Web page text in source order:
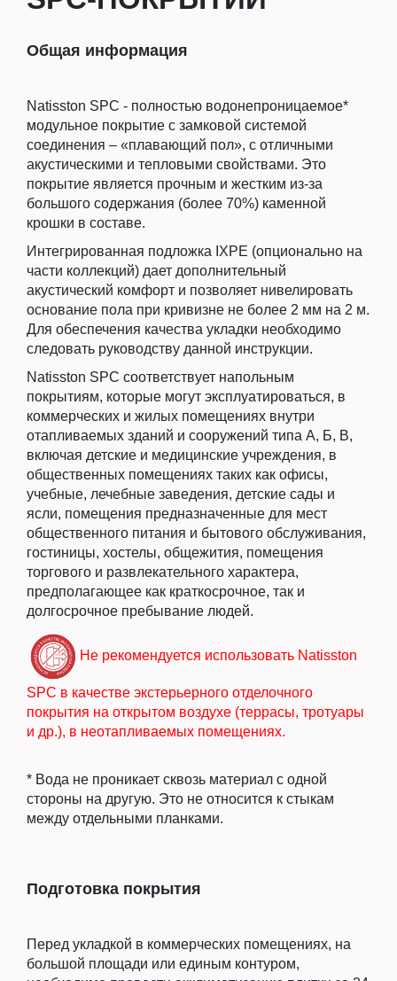
Общая информация
Natisston SPC - полностью водонепроницаемое*
модульное покрытие с замковой системой
соединения – «плавающий пол», с отличными
акустическими и тепловыми свойствами. Это
покрытие является прочным и жестким из-за
большого содержания (более 70%) каменной
крошки в составе.
Интегрированная подложка IXPE (опционально на
части коллекций) дает дополнительный
акустический комфорт и позволяет нивелировать
основание пола при кривизне не более 2 мм на 2 м.
Для обеспечения качества укладки необходимо
следовать руководству данной инструкции.
Natisston SPC соответствует напольным
покрытиям, которые могут эксплуатироваться, в
коммерческих и жилых помещениях внутри
отапливаемых зданий и сооружений типа А, Б, В,
включая детские и медицинские учреждения, в
общественных помещениях таких как офисы,
учебные, лечебные заведения, детские сады и
ясли, помещения предназначенные для мест
общественного питания и бытового обслуживания,
гостиницы, хостелы, общежития, помещения
торгового и развлекательного характера,
предполагающее как краткосрочное, так и
долгосрочное пребывание людей.
Не рекомендуется использовать Natisston
SPC в качестве экстерьерного отделочного
покрытия на открытом воздухе (террасы, тротуары
и др.), в неотапливаемых помещениях.
* Вода не проникает сквозь материал с одной
стороны на другую. Это не относится к стыкам
между отдельными планками.
Подготовка покрытия
Перед укладкой в коммерческих помещениях, на
большой площади или единым контуром,